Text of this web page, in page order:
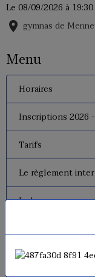
Le 08/09/2026 à 19:30
gymnas de
Menu
Horaires
Inscriptions 2026
Tarifs
Le règlement
Le bureau
Historique de